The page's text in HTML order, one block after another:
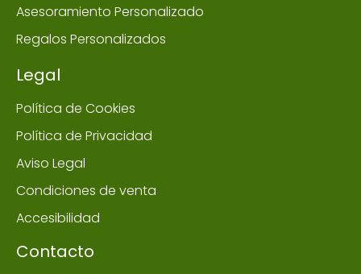
Asesoramiento Personalizado
Regalos Personalizados
Legal
Política de Cookies
Política de Privacidad
Aviso Legal
Condiciones de venta
Accesibilidad
Contacto